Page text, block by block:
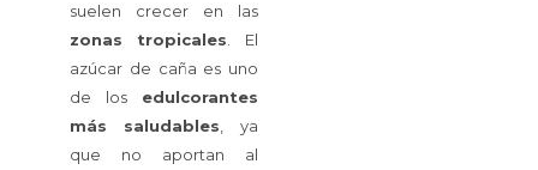
suelen crecer en las
zonas
tropicales . El
azúcar de caña es uno
de los edulcorantes
más
saludables , ya
que no aportan al